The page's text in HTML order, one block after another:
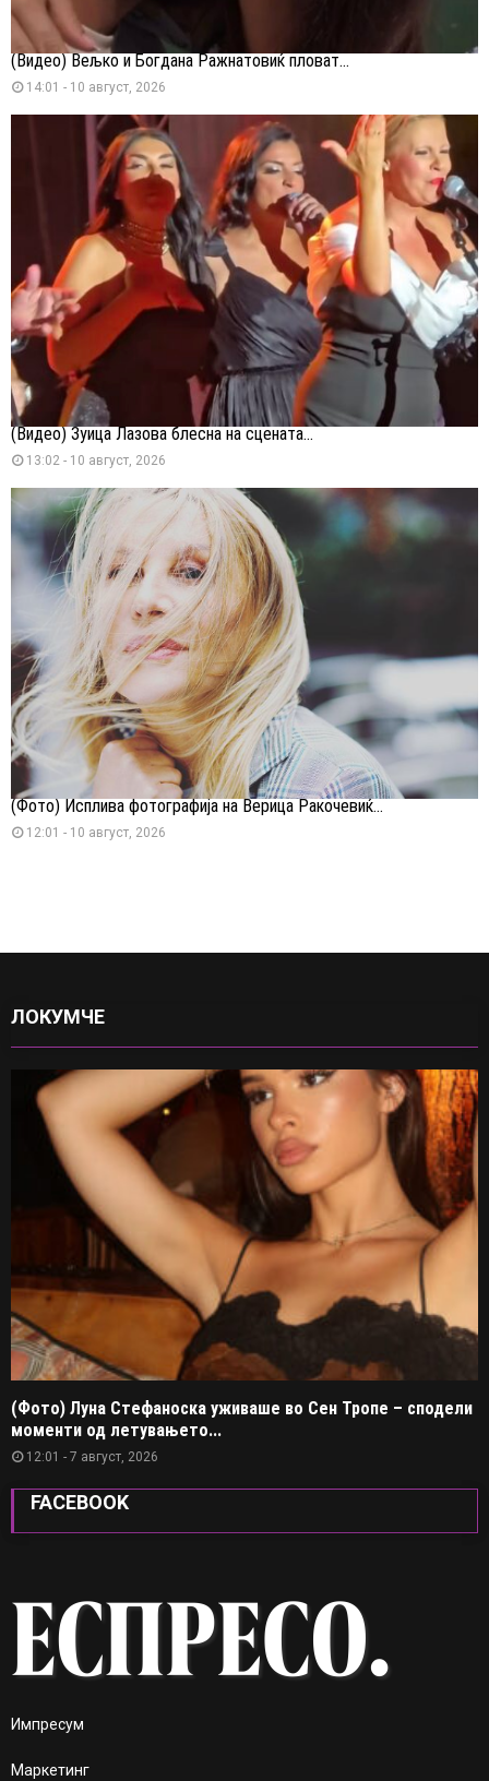
(Видео) Вељко и Богдана Ражнатовиќ пловат...
14:01 - 10 август, 2026
(Видео) Зуица Лазова блесна на сцената...
13:02 - 10 август, 2026
(Фото) Исплива фотографија на Верица Ракочевиќ...
12:01 - 10 август, 2026
ЛОКУМЧЕ
(Фото) Луна Стефаноска уживаше во Сен Тропе – сподели
моменти од летувањето...
12:01 - 7 август, 2026
FACEBOOK
Импресум
Маркетинг